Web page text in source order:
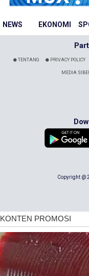
NEWS EKONOMI
TENTANG PRIVACY POLICY
MEDIA
Copyright @